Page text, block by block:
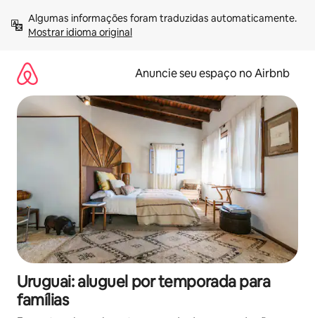
para
Mostrar idioma original
Anuncie seu espaço no Airbnb
Uruguai: aluguel por temporada para
famílias